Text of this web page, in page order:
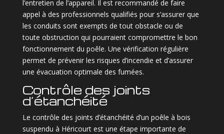
l’entretien de l’appareil. Il est recommandé de faire
appel à des professionnels qualifiés pour s’assurer que
les conduits sont exempts de tout obstacle ou de
toute obstruction qui pourraient compromettre le bon
fonctionnement du poêle. Une vérification régulière
permet de prévenir les risques d’incendie et d’assurer
une évacuation optimale des fumées.
Contrôle des joints
d’étanchéité
Le contrôle des joints d’étanchéité d’un poêle à bois
suspendu à Héricourt est une étape importante de